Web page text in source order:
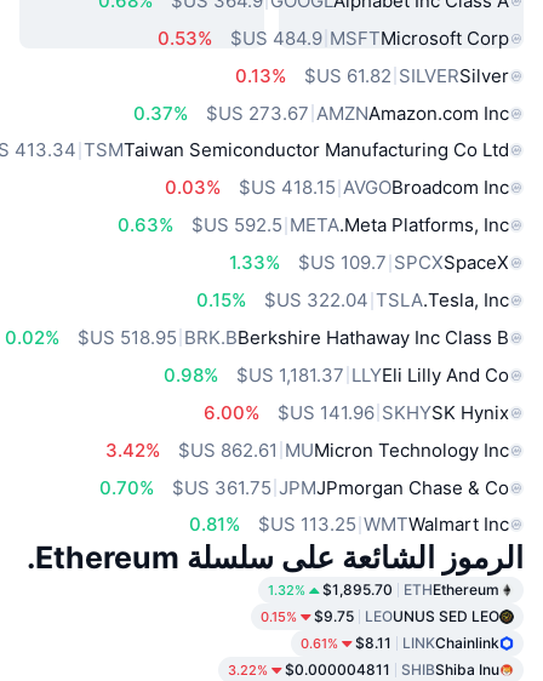
Microsoft Corp
MSFT
‏484.9 US$
0.53%
Silver
SILVER
0.13%
Amazon.com Inc
AMZN
0.37%
Taiwan Semiconductor Manufacturing Co Ltd
TSM
Broadcom Inc
AVGO
0.03%
Meta Platforms, Inc.
META
0.63%
SpaceX
SPCX
1.33%
Tesla, Inc.
TSLA
0.15%
Berkshire Hathaway Inc Class B
BRK.B
0.02%
Eli Lilly And Co
LLY
0.98%
SK Hynix
SKHY
‏141.96 US$
6.00%
Micron Technology Inc
MU
3.42%
JPmorgan Chase & Co
JPM
0.70%
Walmart Inc
WMT
0.81%
الرموز الشائعة على سلسلة Ethereum.
Ethereum
ETH
$1,895.70
1.32%
UNUS SED LEO
LEO
$9.75
0.15%
Chainlink
LINK
$8.11
0.61%
Shiba Inu
SHIB
$0.000004811
3.22%